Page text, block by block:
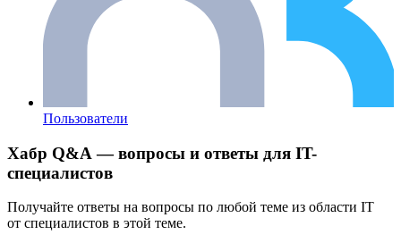
Пользователи
Хабр Q&A — вопросы и ответы для IT-
специалистов
Получайте ответы на вопросы по любой теме из области IT
от специалистов в этой теме.